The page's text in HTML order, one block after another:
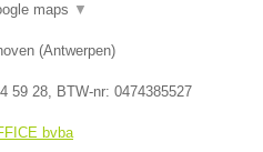
maps ▼
(Antwerpen)
59 28, BTW-nr: 0474385527
bvba